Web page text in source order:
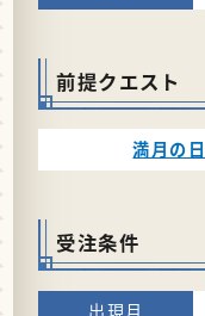
前提クエスト
満月の
受注条件